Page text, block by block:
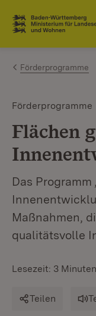
Zum Inhalt
Link zur
Förderprogramme
Förderprogramme
Flächen
Das
Maßnahmen,
qualitätsvolle
Lesezeit: 3 Minuten
Teilen